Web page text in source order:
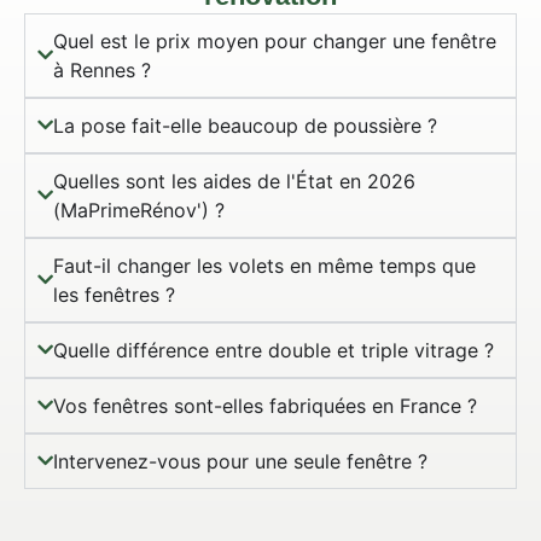
Quel est le prix moyen pour changer une fenêtre
à Rennes ?
La pose fait-elle beaucoup de poussière ?
Quelles sont les aides de l'État en 2026
(MaPrimeRénov') ?
Faut-il changer les volets en même temps que
les fenêtres ?
Quelle différence entre double et triple vitrage ?
Vos fenêtres sont-elles fabriquées en France ?
Intervenez-vous pour une seule fenêtre ?